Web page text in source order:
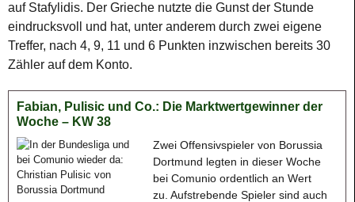
auf Stafylidis. Der Grieche nutzte die Gunst der Stunde
eindrucksvoll und hat, unter anderem durch zwei eigene
Treffer, nach 4, 9, 11 und 6 Punkten inzwischen bereits 30
Zähler auf dem Konto.
Fabian, Pulisic und Co.: Die Marktwertgewinner der
Woche – KW 38
Zwei Offensivspieler von Borussia
Dortmund legten in dieser Woche
bei Comunio ordentlich an Wert
zu. Aufstrebende Spieler sind auch